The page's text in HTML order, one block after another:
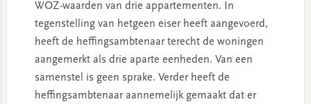
WOZ-waarden van drie appartementen. In
tegenstelling van hetgeen eiser heeft aangevoerd,
heeft de heffingsambtenaar terecht de woningen
aangemerkt als drie aparte eenheden. Van een
samenstel is geen sprake. Verder heeft de
heffingsambtenaar aannemelijk gemaakt dat er